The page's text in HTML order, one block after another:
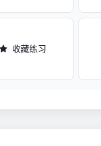
收藏练习